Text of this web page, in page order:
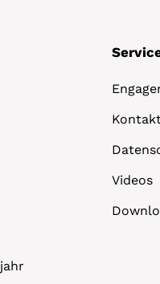
Videos